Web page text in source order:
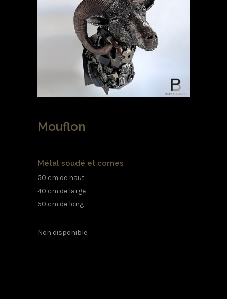
Mouflon
Métal soudé et cornes
50 cm de haut
40 cm de large
50 cm de long
Non disponible